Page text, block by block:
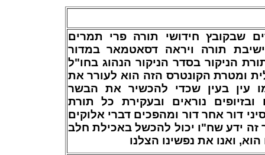
שבקובץ חידושי תורה פרי תמרים
תורה ויראה דסאטמאר במדור
הניקור בסדר הניקור הנהוג בחו"ל
ומטרת הקונטרס הזה הוא לעורר את
עין בעין שכדי להכשיר את הבשר
נוראים ובעקירת כל תורת
דור אחר דור ומהפכים דברי אלוקים
זה ידע שח"ו יכול להכשל באכילת חלב
הוא, ואנו את נפשינו הצלנו